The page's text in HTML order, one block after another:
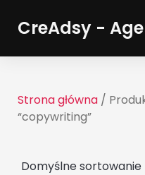
CreAdsy -
Strona główna /
“copywriting”